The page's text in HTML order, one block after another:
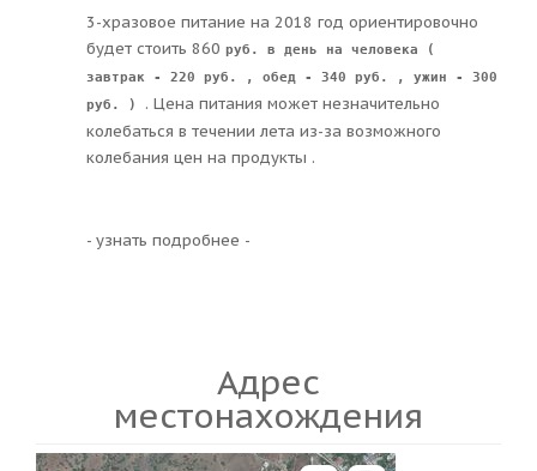
3-хразовое питание на 2018 год ориентировочно
будет стоить 860 руб. в день на человека (
завтрак - 220 руб. , обед - 340 руб. , ужин - 300
руб. ) . Цена питания может незначительно
колебаться в течении лета из-за возможного
колебания цен на продукты .
- узнать подробнее -
Адрес
местонахождения